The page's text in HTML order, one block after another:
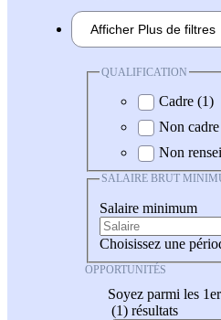
Afficher Plus de filtres
QUALIFICATION
Cadre (1)
Non
Non
SALAIRE BRUT
Salaire minimum
Choisissez une
OPPORTUNITÉS
Soyez parmi les
(1) résultats